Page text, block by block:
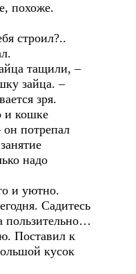
похоже.
строил?..
тащили, –
зайца. –
зря.
кошке
он потрепал
надо
и уютно.
Садитесь
пользительно…
Поставил к
кусок